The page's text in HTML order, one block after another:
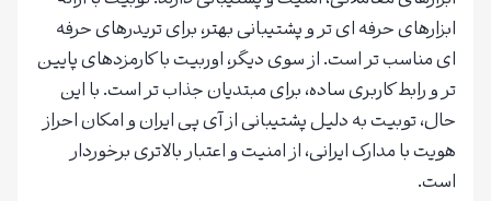
ابزارهای حرفه ای تر و پشتیبانی بهتر، برای تریدرهای حرفه
ای مناسب تر است. از سوی دیگر، اوربیت با کارمزدهای پایین
تر و رابط کاربری ساده، برای مبتدیان جذاب تر است. با این
حال، توبیت به دلیل پشتیبانی از آی پی ایران و امکان احراز
هویت با مدارک ایرانی، از امنیت و اعتبار بالاتری برخوردار
است.